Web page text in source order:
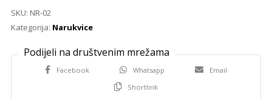
SKU: NR-02
Kategorija: Narukvice
Facebook Whatsapp
Email
Shortlink